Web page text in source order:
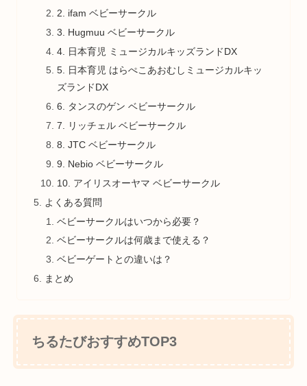
2. ifam ベビーサークル
3. Hugmuu ベビーサークル
4. 日本育児 ミュージカルキッズランドDX
5. 日本育児 はらぺこあおむしミュージカルキッ
ズランドDX
6. タンスのゲン ベビーサークル
7. リッチェル ベビーサークル
8. JTC ベビーサークル
9. Nebio ベビーサークル
10. アイリスオーヤマ ベビーサークル
よくある質問
ベビーサークルはいつから必要？
ベビーサークルは何歳まで使える？
ベビーゲートとの違いは？
まとめ
ちるたびおすすめTOP3